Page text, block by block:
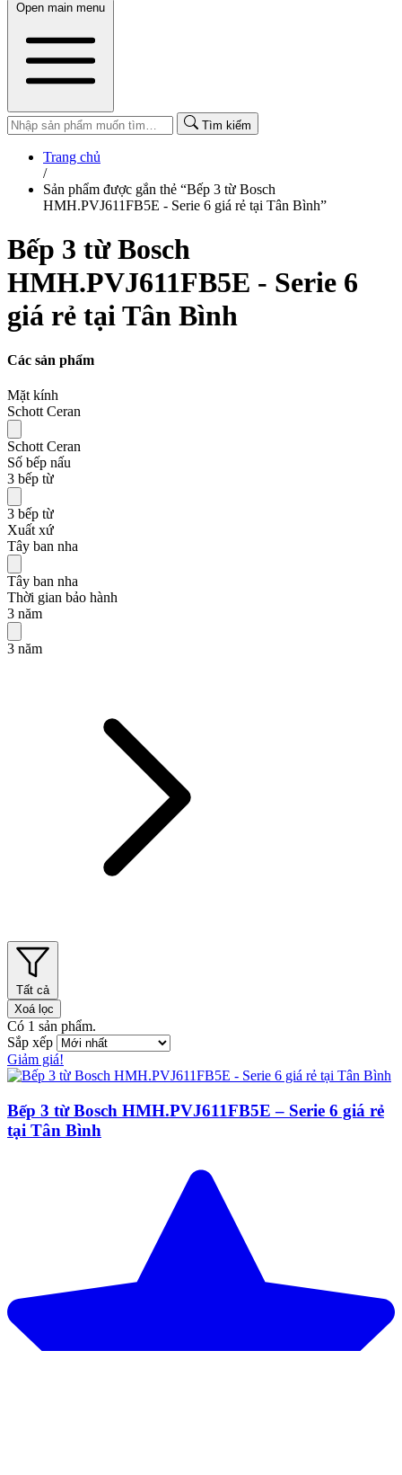
Open main menu
Tìm kiếm
Trang chủ
/
Sản phẩm được gắn thẻ “Bếp 3 từ Bosch
HMH.PVJ611FB5E - Serie 6 giá rẻ tại Tân Bình”
Bếp 3 từ Bosch
HMH.PVJ611FB5E - Serie 6
giá rẻ tại Tân Bình
Các sản phẩm
Mặt kính
Schott Ceran
Schott Ceran
Số bếp nấu
3 bếp từ
3 bếp từ
Xuất xứ
Tây ban nha
Tây ban nha
Thời gian bảo hành
3 năm
3 năm
Tất cả
Xoá lọc
Có 1 sản phẩm.
Sắp xếp
Giảm giá!
Bếp 3 từ Bosch HMH.PVJ611FB5E – Serie 6 giá rẻ
tại Tân Bình